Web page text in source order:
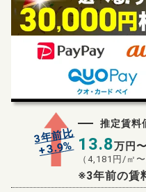
3年前比
+3.9%
推定賃料
13.8万円〜
（ 4,181 円/㎡〜
※3年前の賃
無料査